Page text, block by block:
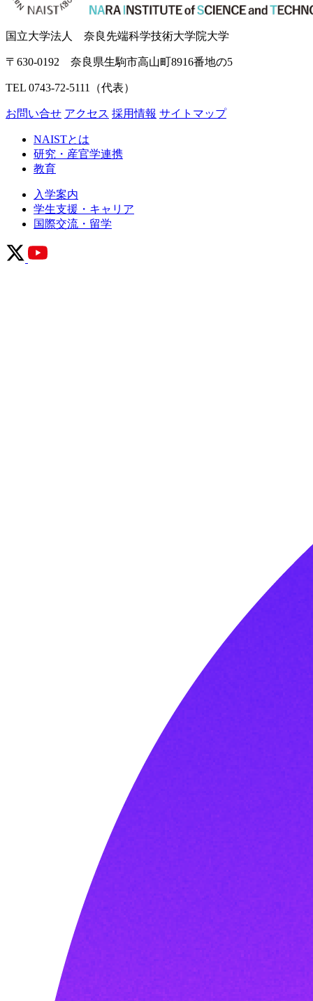
国立大学法人 奈良先端科学技術大学院大学
〒630-0192 奈良県生駒市高山町8916番地の5
TEL 0743-72-5111（代表）
お問い合せ アクセス 採用情報 サイトマップ
NAISTとは
研究・産官学連携
教育
入学案内
学生支援・キャリア
国際交流・留学